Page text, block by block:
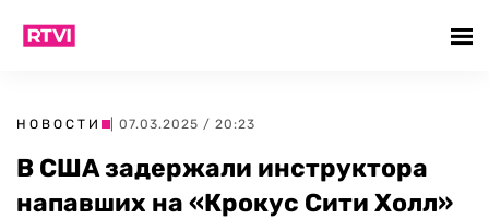
НОВОСТИ | 07.03.2025 / 20:23
В США задержали инструктора
напавших на «Крокус Сити Холл»